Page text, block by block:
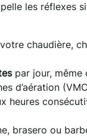
les réflexes
chaudière,
par jour, même
d’aération
heures
brasero ou